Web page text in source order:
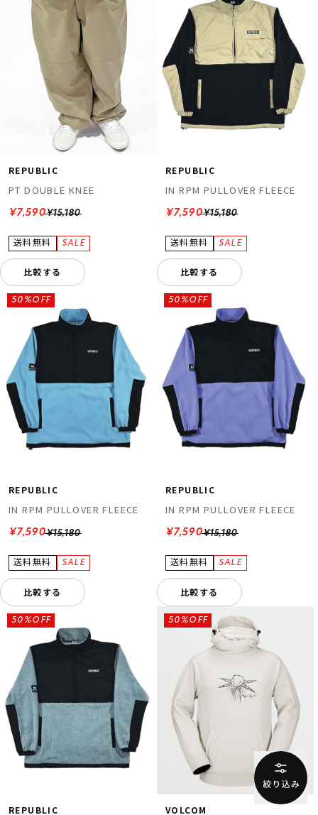
REPUBLIC
PT DOUBLE KNEE
¥15,180
¥7,590
比較する
REPUBLIC
IN RPM PULLOVER FLEECE
¥15,180
¥7,590
比較する
REPUBLIC
IN RPM PULLOVER FLEECE
¥15,180
50%OFF
¥7,590
比較する
REPUBLIC
IN RPM PULLOVER FLEECE
¥15,180
50%OFF
¥7,590
比較する
REPUBLIC
50%OFF
VOLCOM
50%OFF